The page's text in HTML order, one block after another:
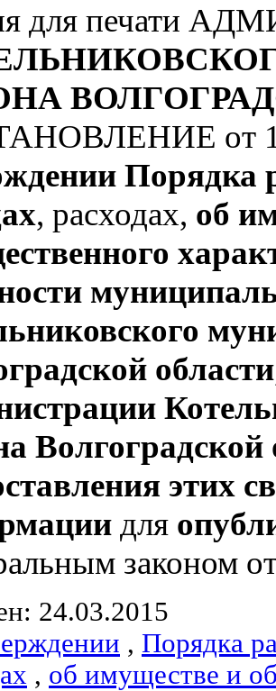
для печати
от
Порядка
, расходах, об
области
Волгоградской
этих
для
законом
24.03.2015
, Порядка
, об имуществе и